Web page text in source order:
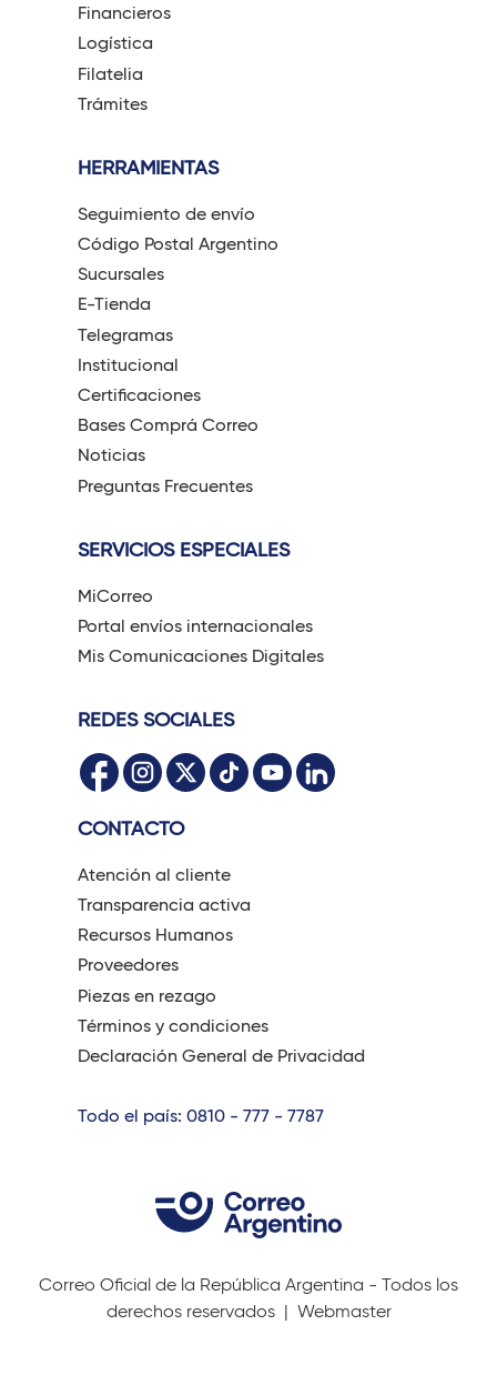
Financieros
Logística
Filatelia
Trámites
HERRAMIENTAS
Seguimiento de envío
Código Postal Argentino
Sucursales
E-Tienda
Telegramas
Institucional
Certificaciones
Bases Comprá Correo
Noticias
Preguntas Frecuentes
SERVICIOS ESPECIALES
MiCorreo
Portal envíos internacionales
Mis Comunicaciones Digitales
REDES SOCIALES
CONTACTO
Atención al cliente
Transparencia activa
Recursos Humanos
Proveedores
Piezas en rezago
Términos y condiciones
Declaración General de Privacidad
Todo el país: 0810 - 777 - 7787
Correo Oficial de la República Argentina - Todos los
derechos reservados | Webmaster